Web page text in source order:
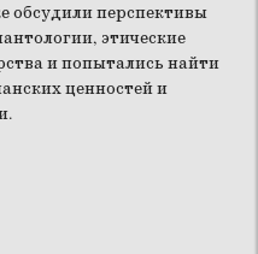
обсудили перспективы
этические
и попытались найти
ценностей и